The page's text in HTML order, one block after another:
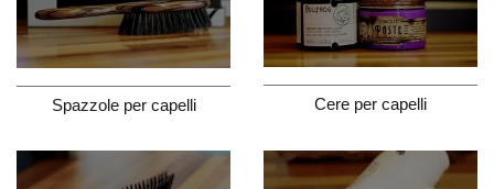
Spazzole per capelli Cere per capelli